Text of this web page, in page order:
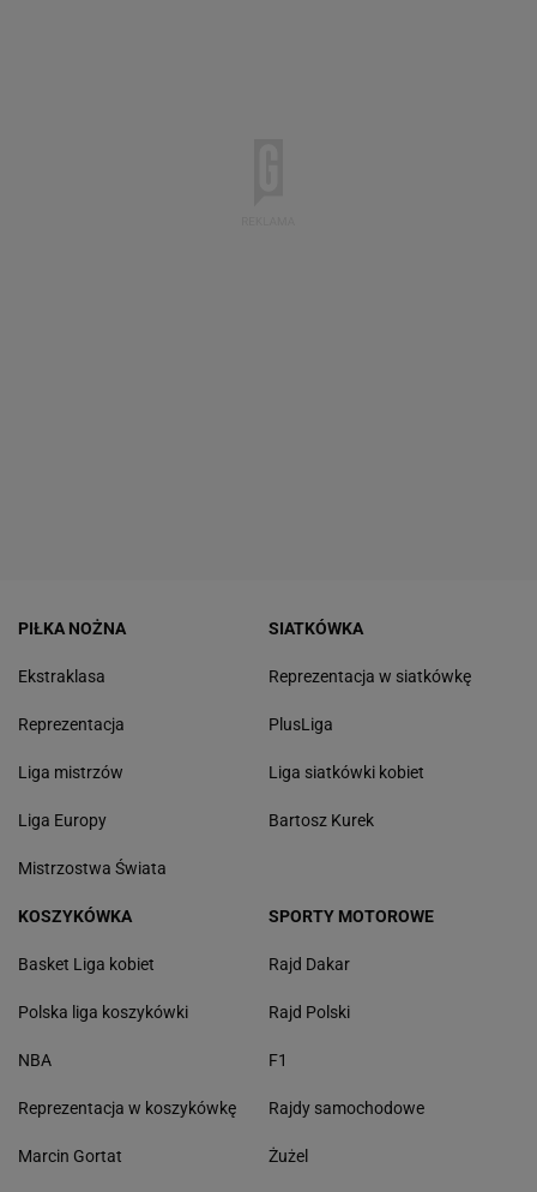
PIŁKA NOŻNA
Ekstraklasa
Reprezentacja
Liga mistrzów
Liga Europy
Mistrzostwa Świata
SIATKÓWKA
Reprezentacja w siatkówkę
PlusLiga
Liga siatkówki kobiet
Bartosz Kurek
KOSZYKÓWKA
Basket Liga kobiet
Polska liga koszykówki
NBA
Reprezentacja w koszykówkę
Marcin Gortat
SPORTY MOTOROWE
Rajd Dakar
Rajd Polski
F1
Rajdy samochodowe
Żużel